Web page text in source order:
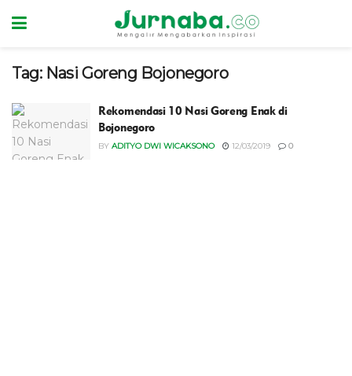
Tag: Nasi Goreng Bojonegoro
Rekomendasi 10 Nasi Goreng Enak di
Bojonegoro
BY ADITYO DWI WICAKSONO 12/03/2019 0